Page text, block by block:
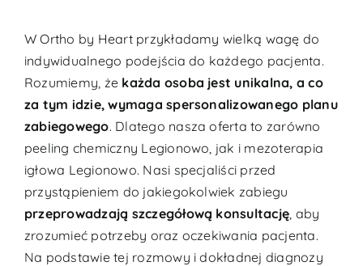
W Ortho by Heart przykładamy wielką wagę do
indywidualnego podejścia do każdego pacjenta.
Rozumiemy, że każda osoba jest unikalna, a co
za tym idzie, wymaga spersonalizowanego planu
zabiegowego. Dlatego nasza oferta to zarówno
peeling chemiczny Legionowo, jak i mezoterapia
igłowa Legionowo. Nasi specjaliści przed
przystąpieniem do jakiegokolwiek zabiegu
przeprowadzają szczegółową konsultację , aby
zrozumieć potrzeby oraz oczekiwania pacjenta.
Na podstawie tej rozmowy i dokładnej diagnozy